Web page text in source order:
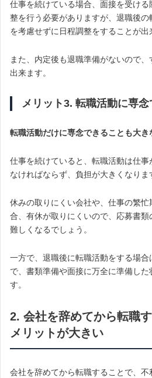
仕事を続けている場合、面接を受け
整を行う必要がありますが、退職後
を考慮せずに日程調整をすることが出
また、内定後も退職準備がないので
出来ます。
メリット3. 転職活動に専念
転職活動だけに専念できることも大き
仕事を続けていると、転職活動は仕
なければならず、負担が大きくなりま
休みの取りにくい会社や、仕事の繁
合、有休が取りにくいので、応募書
難しくなるでしょう。
一方で、退職後に転職活動をする場
で、書類準備や面接に万全に準備した
す。
2. 会社を辞めてから転職
メリットが大きい
会社を辞めてから転職することで、